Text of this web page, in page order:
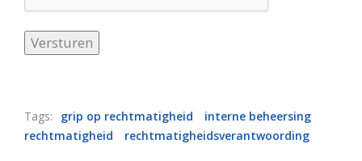
Versturen
Tags: grip op rechtmatigheid
interne beheersing
rechtmatigheid
rechtmatigheidsverantwoording